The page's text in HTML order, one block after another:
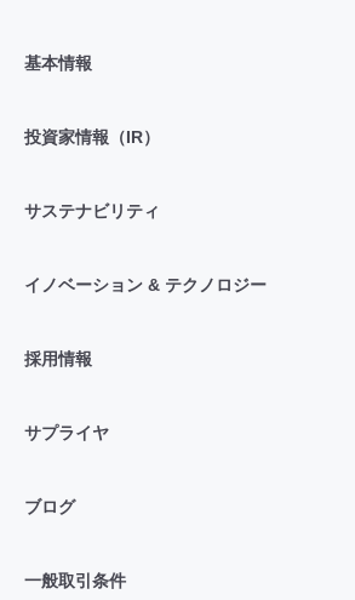
基本情報
投資家情報（IR）
サステナビリティ
イノベーション & テクノロジー
採用情報
サプライヤ
ブログ
一般取引条件